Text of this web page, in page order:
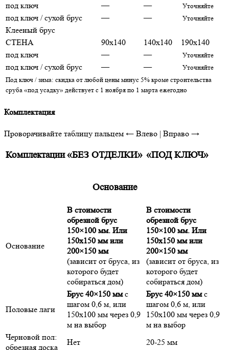
под ключ — — Уточняйте
под ключ / сухой брус — — Уточняйте
Клееный брус
СТЕНА
90x140 140x140
190x140
под ключ
— — Уточняйте
под ключ / сухой брус — —
Уточняйте
Под ключ / зима: скидка от любой цены минус 5% кроме строительства
сруба «под усадку» действует с 1 ноября по 1 марта ежегодно
Комплектация
Проворачивайте таблицу пальцем ← Влево | Вправо →
Комплектации«БЕЗ ОТДЕЛКИ» «ПОД КЛЮЧ»
Основание
Основание
В стоимости
обрезной брус
150×100 мм. Или
150х150 мм или
200×150 мм
(зависит от бруса, из
которого будет
собираться дом)
В стоимости
обрезной брус
150×100 мм. Или
150х150 мм или
200×150 мм
(зависит от бруса, из
которого будет
собираться дом)
Половые лаги
Брус 40×150 ммс
шагом 0,6 м, или
150х100 мм через 0,9
м на выбор
Брус 40×150 ммс
шагом 0,6 м, или
150х100 мм через 0,9
м на выбор
Черновой пол:
обрезная доска
Нет 20-25 мм